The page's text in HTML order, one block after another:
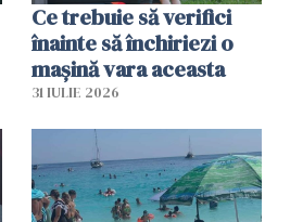
Ce trebuie să verifici
înainte să închiriezi o
mașină vara aceasta
31 IULIE 2026